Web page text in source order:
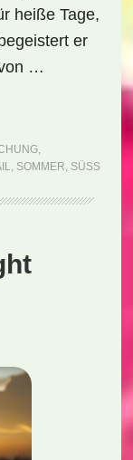
heiße Tage,
er
…
,
, SOMMER, SÜSS